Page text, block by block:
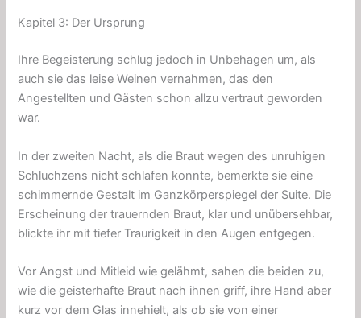
Kapitel 3: Der Ursprung
Ihre Begeisterung schlug jedoch in Unbehagen um, als
auch sie das leise Weinen vernahmen, das den
Angestellten und Gästen schon allzu vertraut geworden
war.
In der zweiten Nacht, als die Braut wegen des unruhigen
Schluchzens nicht schlafen konnte, bemerkte sie eine
schimmernde Gestalt im Ganzkörperspiegel der Suite. Die
Erscheinung der trauernden Braut, klar und unübersehbar,
blickte ihr mit tiefer Traurigkeit in den Augen entgegen.
Vor Angst und Mitleid wie gelähmt, sahen die beiden zu,
wie die geisterhafte Braut nach ihnen griff, ihre Hand aber
kurz vor dem Glas innehielt, als ob sie von einer